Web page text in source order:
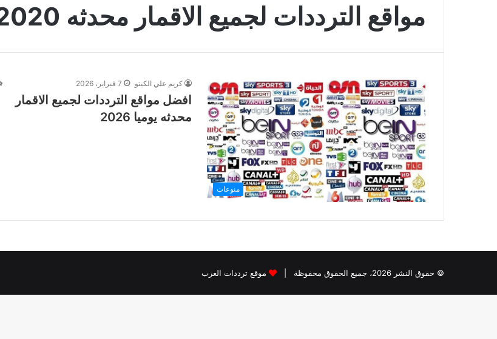
مواقع الترددات لجميع الاقمار محدثه 2020
منوعات
كريم علي الكيتو 7 فبراير، 2026
افضل مواقع الترددات لجميع الاقمار
محدثه يوميا 2026
© حقوق النشر 2026، جميع الحقوق محفوظة | موقع ترددات العرب